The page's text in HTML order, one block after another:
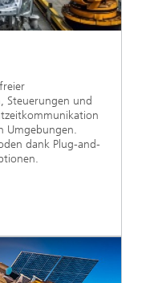
Steuerungen und
Umgebungen.
dank Plug-and-